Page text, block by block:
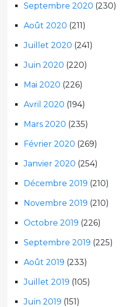
Septembre 2020 (230)
Août 2020 (211)
Juillet 2020 (241)
Juin 2020 (220)
Mai 2020 (226)
Avril 2020 (194)
Mars 2020 (235)
Février 2020 (269)
Janvier 2020 (254)
Décembre 2019 (210)
Novembre 2019 (210)
Octobre 2019 (226)
Septembre 2019 (225)
Août 2019 (233)
Juillet 2019 (105)
Juin 2019 (151)